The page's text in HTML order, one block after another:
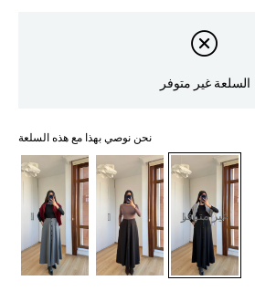
السلعة غير متوفر
نحن نوصي بهذا مع هذه السلعة
غير متوفر